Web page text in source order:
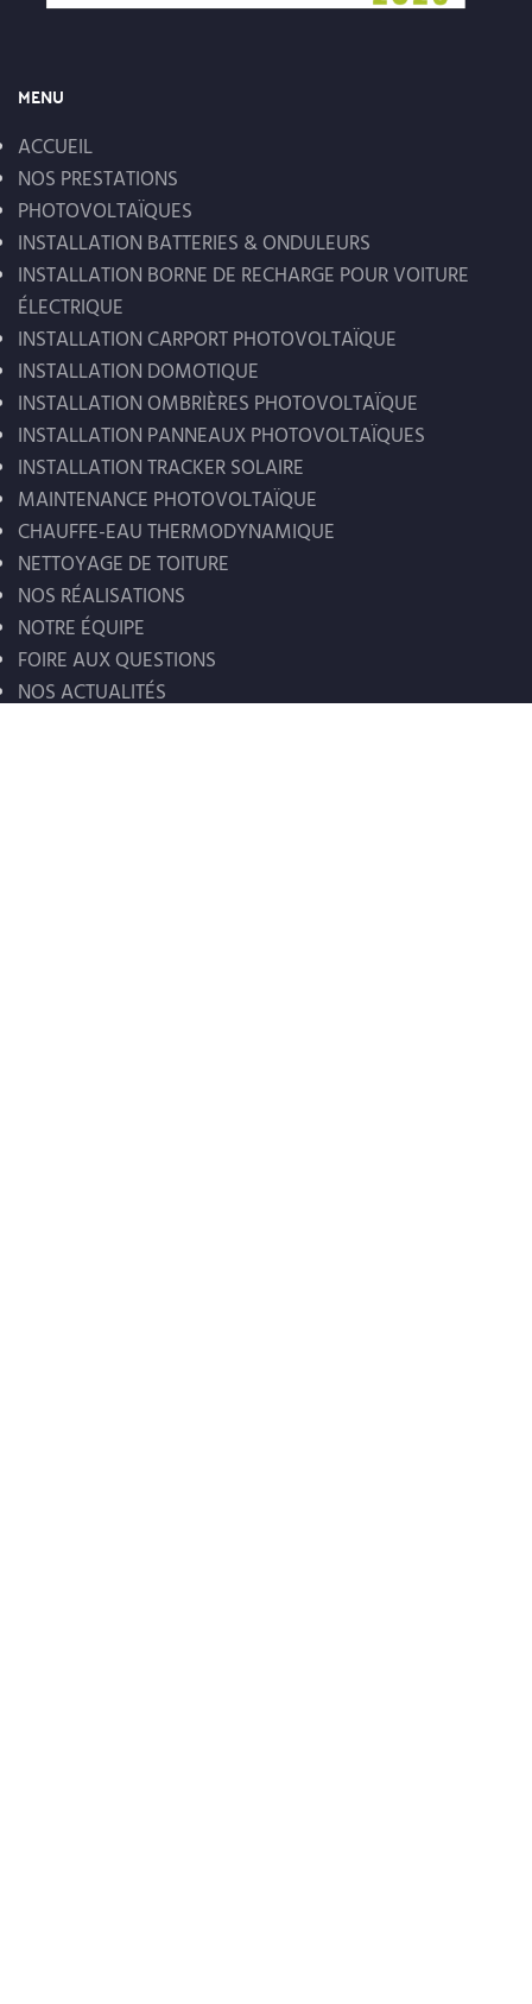
MENU
ACCUEIL
NOS PRESTATIONS
PHOTOVOLTAÏQUES
INSTALLATION BATTERIES & ONDULEURS
INSTALLATION BORNE DE RECHARGE POUR VOITURE
ÉLECTRIQUE
INSTALLATION CARPORT PHOTOVOLTAÏQUE
INSTALLATION DOMOTIQUE
INSTALLATION OMBRIÈRES PHOTOVOLTAÏQUE
INSTALLATION PANNEAUX PHOTOVOLTAÏQUES
INSTALLATION TRACKER SOLAIRE
MAINTENANCE PHOTOVOLTAÏQUE
CHAUFFE-EAU THERMODYNAMIQUE
NETTOYAGE DE TOITURE
NOS RÉALISATIONS
NOTRE ÉQUIPE
FOIRE AUX QUESTIONS
NOS ACTUALITÉS